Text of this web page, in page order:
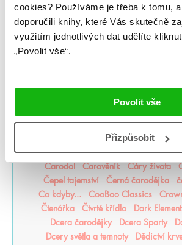
cookies? Používáme je třeba k tomu,
doporučili knihy, které Vás skutečně
využitím jednotlivých dat udělíte
„Povolit vše“.
Povolit vše
Přizpůsobit
#humbookpodcast After
Akademie Dunbridge
Akademie
Akta Illuminae
Alchymistova šifra
Americká princezna
Bouřná vrána
Božští
Bylo nebylo jedno zlomené srdce
Být
BZRK
Caraval Čarodějka
Čarodol
Čarověník Čáry života
Čepel tajemství
Černá čarodějka
Co kdyby...
CooBoo Classics
Čtenářka
Čtvrté křídlo Dark
Dcera čarodějky
Dcera Sparty
Dcery světla a temnoty
Dědictví